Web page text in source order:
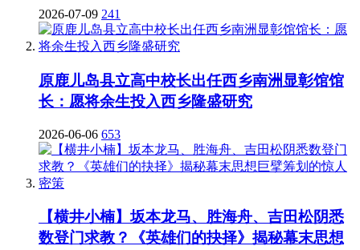
2026-07-09 241
原鹿儿岛县立高中校长出任西乡南洲显彰馆馆
长：愿将余生投入西乡隆盛研究
2026-06-06 653
【横井小楠】坂本龙马、胜海舟、吉田松阴悉
数登门求教？《英雄们的抉择》揭秘幕末思想